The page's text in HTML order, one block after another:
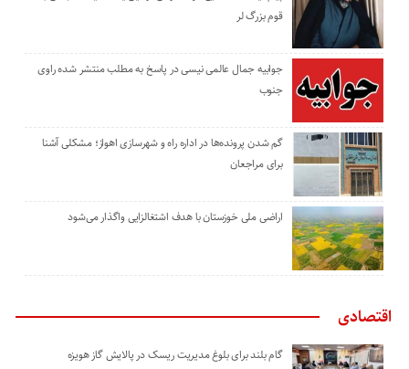
قوم بزرگ لر
جوابیه جمال عالمی نیسی در پاسخ به مطلب منتشر شده راوی
جنوب
گم شدن پرونده‌ها در اداره راه و شهرسازی اهواز؛ مشکلی آشنا
برای مراجعان
اراضی ملی خوزستان با هدف اشتغالزایی واگذار می‌شود
اقتصادی
گام بلند برای بلوغ مدیریت ریسک در پالایش گاز هویزه